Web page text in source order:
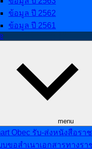
ข้อมูล ปี 2562
ข้อมูล ปี 2561
menu
Obec รับ-ส่งหนังสือรา
บขอสำเนาเอกสารทางรา